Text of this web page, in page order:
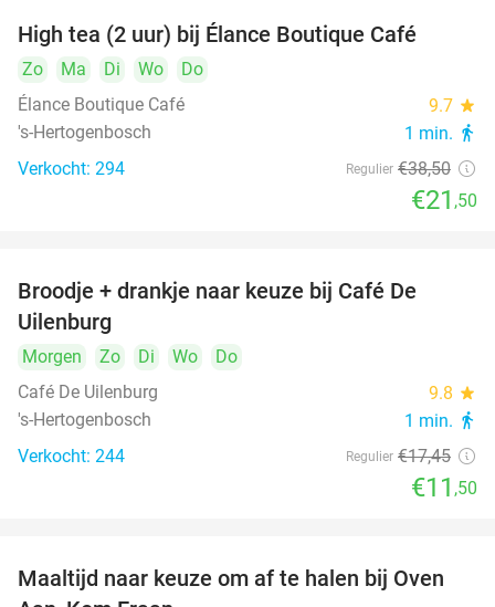
High tea (2 uur) bij Élance Boutique Café
Zo Ma Di Wo
Do
Élance Boutique Café
9.7 star
's-Hertogenbosch 1 min. directions_walk
Verkocht: 294 Regulier €38,50
€21 ,50
Broodje + drankje naar keuze bij Café De
Uilenburg
Morgen Zo Di Wo
Do
Café De Uilenburg
9.8 star
's-Hertogenbosch 1 min. directions_walk
Verkocht: 244 Regulier €17,45
€11 ,50
48%
Maaltijd naar keuze om af te halen bij Oven